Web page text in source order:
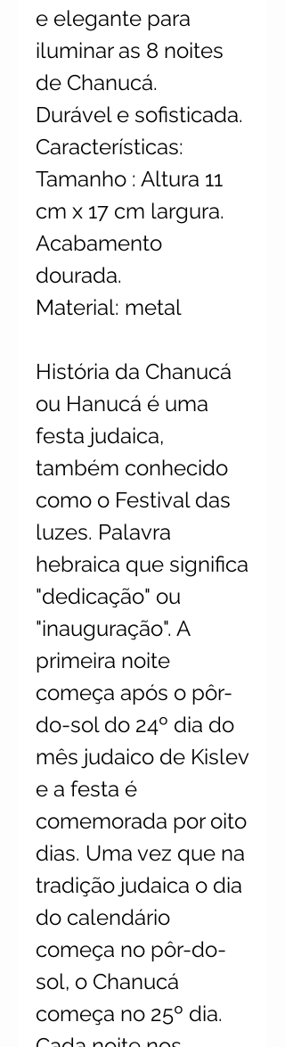
e elegante para
iluminar as 8 noites
de Chanucá.
Durável e sofisticada.
Características:
Tamanho : Altura 11
cm x 17 cm largura.
Acabamento
dourada.
Material: metal
História da Chanucá
ou Hanucá é uma
festa judaica,
também conhecido
como o Festival das
luzes. Palavra
hebraica que significa
"dedicação" ou
"inauguração". A
primeira noite
começa após o pôr-
do-sol do 24º dia do
mês judaico de Kislev
e a festa é
comemorada por oito
dias. Uma vez que na
tradição judaica o dia
do calendário
começa no pôr-do-
sol, o Chanucá
começa no 25º dia.